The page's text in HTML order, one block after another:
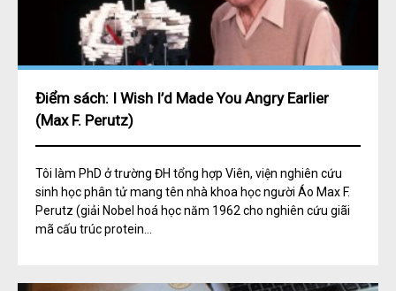
Điểm sách: I Wish I’d Made You Angry Earlier
(Max F. Perutz)
Tôi làm PhD ở trường ĐH tổng hợp Viên, viện nghiên cứu
sinh học phân tử mang tên nhà khoa học người Áo Max F.
Perutz (giải Nobel hoá học năm 1962 cho nghiên cứu giãi
mã cấu trúc protein...